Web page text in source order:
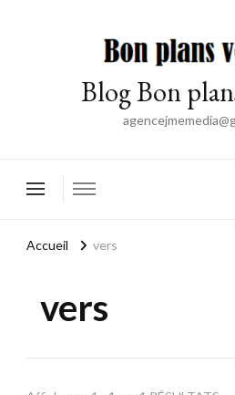
Blog Bon
Accueil vers
vers